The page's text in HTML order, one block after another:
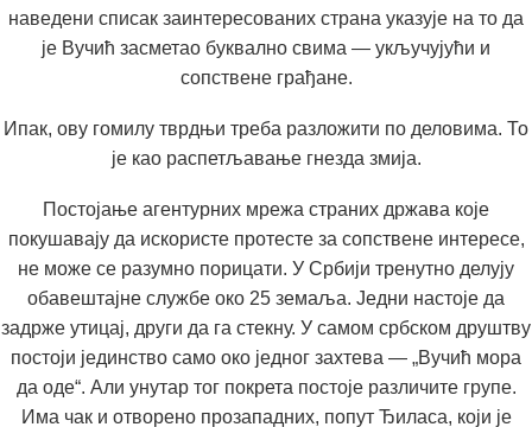
наведени списак заинтересованих страна указује на то да
је Вучић засметао буквално свима — укључујући и
сопствене грађане.
Ипак, ову гомилу тврдњи треба разложити по деловима. То
је као распетљавање гнезда змија.
Постојање агентурних мрежа страних држава које
покушавају да искористе протесте за сопствене интересе,
не може се разумно порицати. У Србији тренутно делују
обавештајне службе око 25 земаља. Једни настоје да
задрже утицај, други да га стекну. У самом србском друштву
постоји јединство само око једног захтева — „Вучић мора
да оде“. Али унутар тог покрета постоје различите групе.
Има чак и отворено прозападних, попут Ђиласа, који је